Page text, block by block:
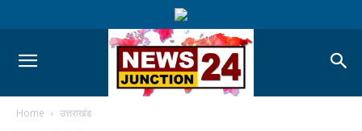
Home उत्तराखंड